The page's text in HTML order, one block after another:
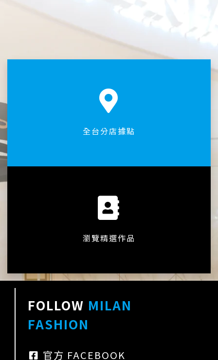
全台分店據點
瀏覽精選作品
FOLLOW MILAN
FASHION
官方 FACEBOOK